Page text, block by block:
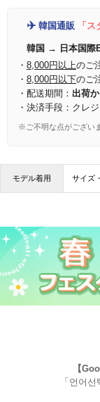
✈️ 韓国通販 「ス
韓国 → 日本国際
・ 8,000円以上のご
・ 8,000円以下のご
・配送期間： 出荷
・決済手段：クレ
※ご不明な点がござい
モデル着用 サイズ
【
「언어